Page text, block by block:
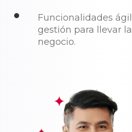
Funcionalidades
gestión para llevar
negocio.